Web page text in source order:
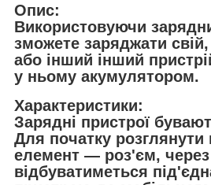
Опис:
Використовуючи
зможете заряджати
або інший інший
у ньому акумулятором.
Характеристики:
Зарядні пристрої
Для початку
елемент — роз'єм,
відбуватиметься